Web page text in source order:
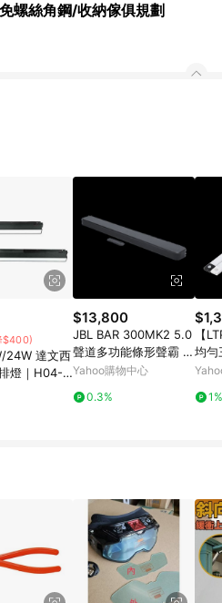
螺絲角鋼/收納傢俱規劃
$400)
24W 達文西
燈｜H04-L
N/W、
$13,800
JBL BAR 300MK2 5.0
聲道多功能條形聲霸 英
大公司貨一年保固
Yahoo購物中心
0.3%
【
均勻
D感
2入1%